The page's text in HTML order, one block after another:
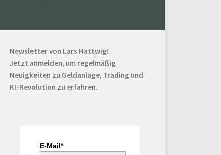
Newsletter von Lars Hattwig!
Jetzt anmelden, um regelmäßig
Neuigkeiten zu Geldanlage, Trading und
KI-Revolution zu erfahren.
E-Mail*